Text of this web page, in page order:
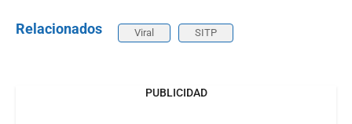
Relacionados Viral SITP
PUBLICIDAD